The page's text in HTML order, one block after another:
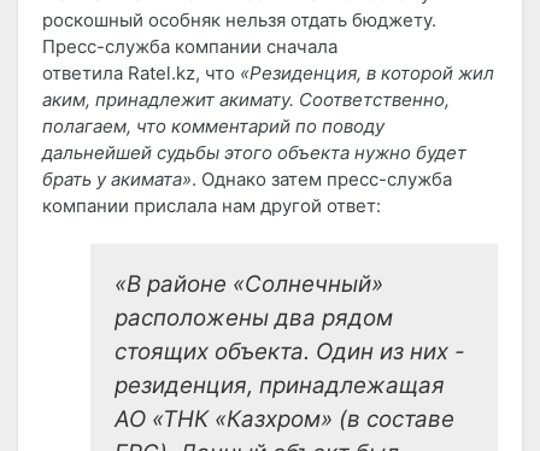
роскошный особняк нельзя отдать бюджету.
Пресс-служба компании сначала
ответила Ratel.kz, что «Резиденция, в которой жил
аким, принадлежит акимату. Соответственно,
полагаем, что комментарий по поводу
дальнейшей судьбы этого объекта нужно будет
брать у акимата». Однако затем пресс-служба
компании прислала нам другой ответ:
«В районе «Солнечный»
расположены два рядом
стоящих объекта. Один из них -
резиденция, принадлежащая
АО «ТНК «Казхром» (в составе